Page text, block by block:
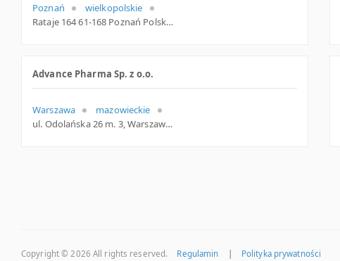
Poznań
wielkopolskie
Rataje 164 61-168 Poznań Polska
Advance Pharma Sp. z o.o.
Warszawa
mazowieckie
ul. Odolańska 26 m. 3, Warszawa
Copyright © 2026 All rights reserved. Regulamin Polityka prywatności